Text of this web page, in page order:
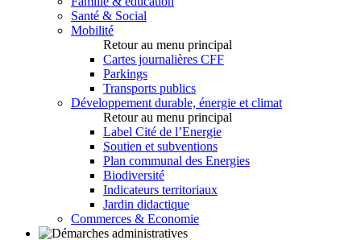
Santé & Social
Mobilité
Retour au menu principal
Cartes journalières CFF
Parkings
Transports publics
Développement durable, énergie et climat
Retour au menu principal
Label Cité de l’Energie
Soutien et subventions
Plan communal des Energies
Biodiversité
Indicateurs territoriaux
Jardin didactique
Commerces & Economie